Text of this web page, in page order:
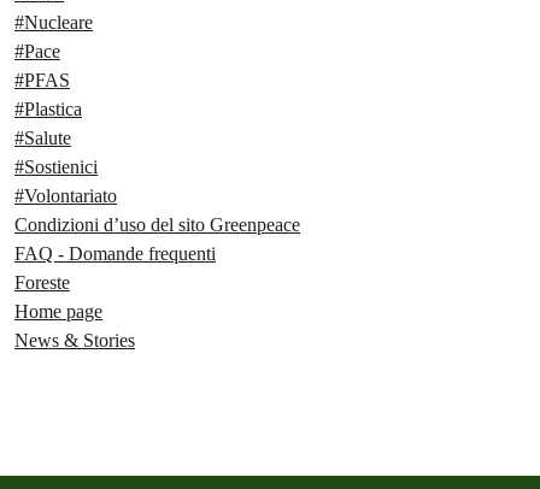
#Nucleare
#Pace
#PFAS
#Plastica
#Salute
#Sostienici
#Volontariato
Condizioni d’uso del sito Greenpeace
FAQ - Domande frequenti
Foreste
Home page
News & Stories